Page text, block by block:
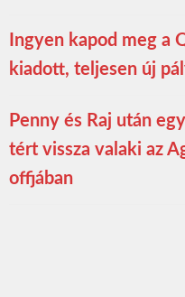
Ingyen kapod meg a
kiadott, teljesen új
Penny és Raj után
tért vissza valaki az
offjában